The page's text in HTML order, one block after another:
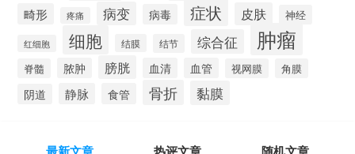
畸形 疼痛 病变 病毒 症状 皮肤 神经
红细胞 细胞 结膜 结节 综合征 肿瘤
脊髓 脓肿 膀胱 血清 血管 视网膜 角膜
阴道 静脉 食管 骨折 黏膜